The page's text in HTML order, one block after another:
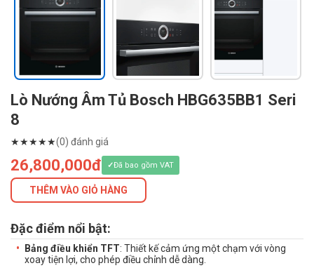
Lò Nướng Âm Tủ Bosch HBG635BB1 Seri
8
★★★★★(0) đánh giá
26,800,000đ Đã bao gồm VAT
THÊM VÀO GIỎ HÀNG
Đặc điểm nổi bật:
Bảng điều khiển TFT: Thiết kế cảm ứng một chạm với vòng
xoay tiện lợi, cho phép điều chỉnh dễ dàng.